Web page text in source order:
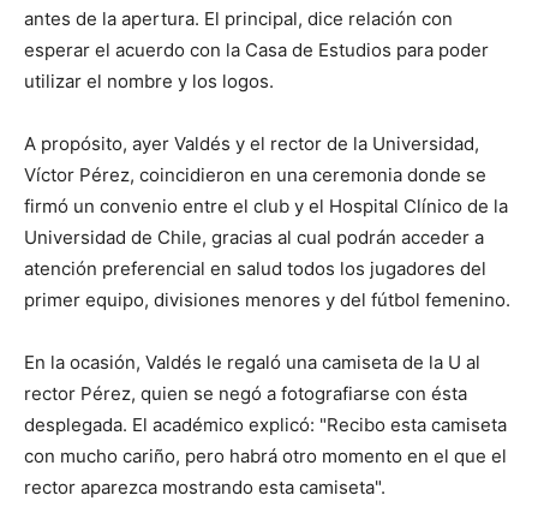
antes de la apertura. El principal, dice relación con
esperar el acuerdo con la Casa de Estudios para poder
utilizar el nombre y los logos.
A propósito, ayer Valdés y el rector de la Universidad,
Víctor Pérez, coincidieron en una ceremonia donde se
firmó un convenio entre el club y el Hospital Clínico de la
Universidad de Chile, gracias al cual podrán acceder a
atención preferencial en salud todos los jugadores del
primer equipo, divisiones menores y del fútbol femenino.
En la ocasión, Valdés le regaló una camiseta de la U al
rector Pérez, quien se negó a fotografiarse con ésta
desplegada. El académico explicó: "Recibo esta camiseta
con mucho cariño, pero habrá otro momento en el que el
rector aparezca mostrando esta camiseta".